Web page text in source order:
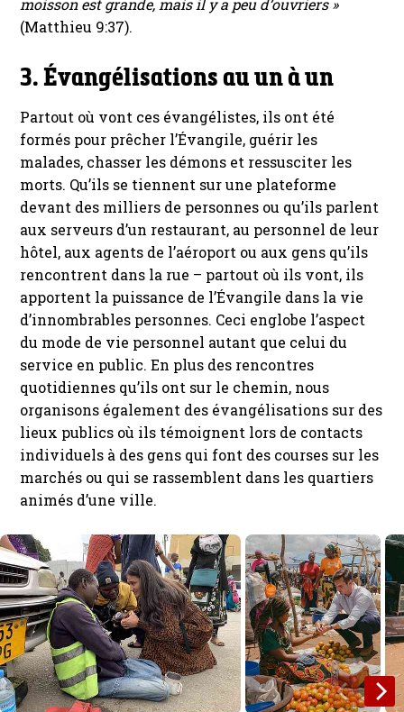
moisson est grande, mais il y a peu d’ouvriers »
(Matthieu 9:37).
3. Évangélisations au un à un
Partout où vont ces évangélistes, ils ont été
formés pour prêcher l’Évangile, guérir les
malades, chasser les démons et ressusciter les
morts. Qu’ils se tiennent sur une plateforme
devant des milliers de personnes ou qu’ils parlent
aux serveurs d’un restaurant, au personnel de leur
hôtel, aux agents de l’aéroport ou aux gens qu’ils
rencontrent dans la rue – partout où ils vont, ils
apportent la puissance de l’Évangile dans la vie
d’innombrables personnes. Ceci englobe l’aspect
du mode de vie personnel autant que celui du
service en public. En plus des rencontres
quotidiennes qu’ils ont sur le chemin, nous
organisons également des évangélisations sur des
lieux publics où ils témoignent lors de contacts
individuels à des gens qui font des courses sur les
marchés ou qui se rassemblent dans les quartiers
animés d’une ville.